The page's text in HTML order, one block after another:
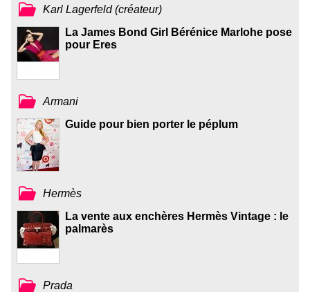
Karl Lagerfeld (créateur)
La James Bond Girl Bérénice Marlohe pose
pour Eres
Armani
Guide pour bien porter le péplum
Hermès
La vente aux enchères Hermès Vintage : le
palmarès
Prada